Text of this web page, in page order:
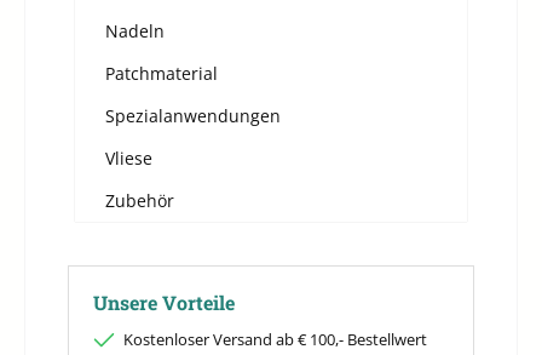
Nadeln
Patchmaterial
Spezialanwendungen
Vliese
Zubehör
Unsere Vorteile
Kostenloser Versand ab € 100,- Bestellwert